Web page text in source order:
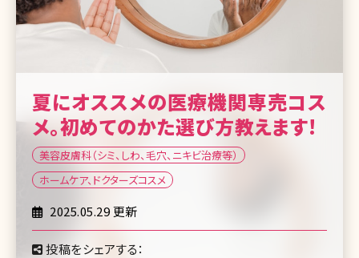
夏にオススメの医療機関専売コス
メ。初めてのかた選び方教えます!
美容皮膚科（シミ、しわ、毛穴、ニキビ治療等）
ホームケア、ドクターズコスメ
2025.05.29 更新
投稿をシェアする：